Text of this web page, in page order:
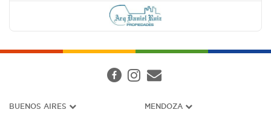
BUENOS AIRES MENDOZA